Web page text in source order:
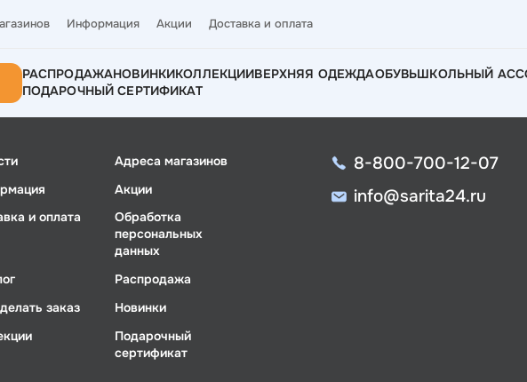
Информация Акции Доставка и оплата
РАСПРОДАЖАНОВИНКИКОЛЛЕКЦИИВЕРХНЯЯ ОДЕЖДАОБУВЬШКОЛЬНЫЙ
ПОДАРОЧНЫЙ СЕРТИФИКАТ
Адреса магазинов
Акции
и оплата
Обработка
персональных
данных
Распродажа
заказ
Новинки
Подарочный
сертификат
8-800-700-12-07
info@sarita24.ru